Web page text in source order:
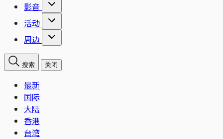
影音
活动
周边
搜索 关闭
最新
国际
大陆
香港
台湾